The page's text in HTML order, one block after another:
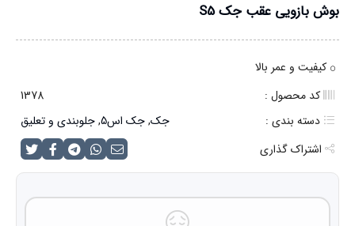
بوش بازویی عقب جک S5
کیفیت و عمر بالا
کد محصول :
1378
دسته بندی :
جک,جک اس5 ,جلوبندی و تعلیق
اشتراک گذاری